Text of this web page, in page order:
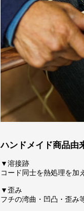
ハンドメイド商品由
▼溶接跡
コード同士を熱処理を加
▼歪み
フチの湾曲・凹凸・歪み